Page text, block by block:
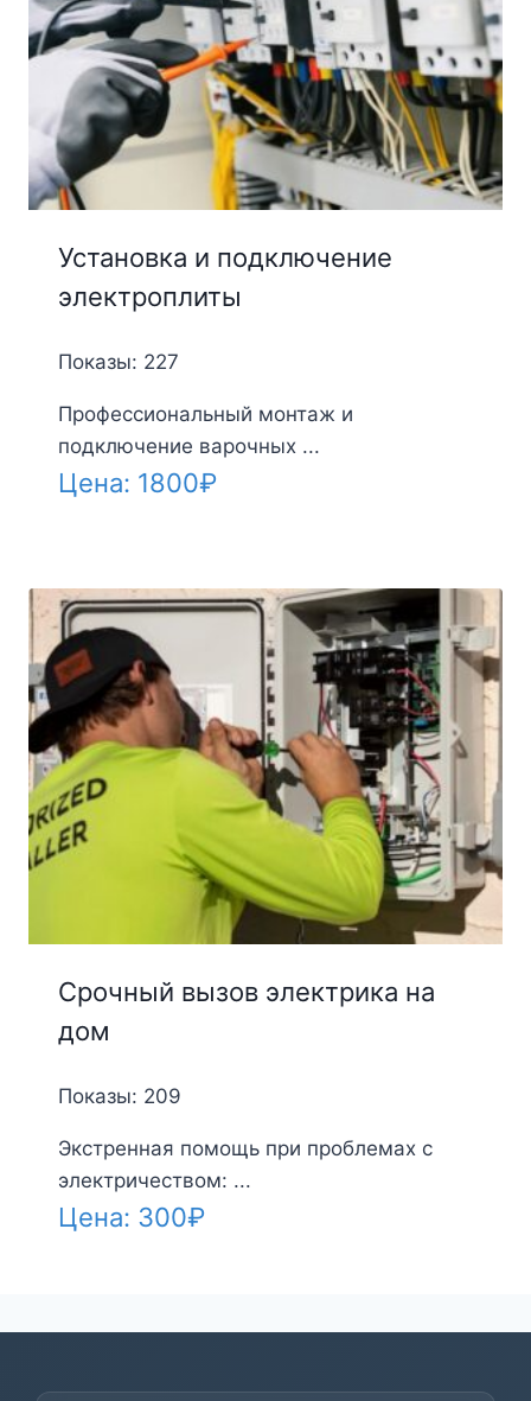
Установка и подключение
электроплиты
Показы: 227
Профессиональный монтаж и
подключение варочных ...
Цена: 1800₽
Срочный вызов электрика на
дом
Показы: 209
Экстренная помощь при проблемах с
электричеством: ...
Цена: 300₽